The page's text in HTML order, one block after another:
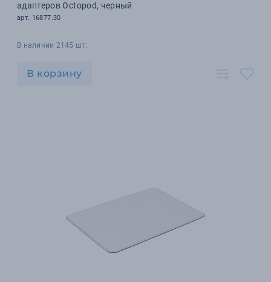
адаптеров Octopod, черный
арт. 16877.30
В наличии 2145 шт.
В корзину